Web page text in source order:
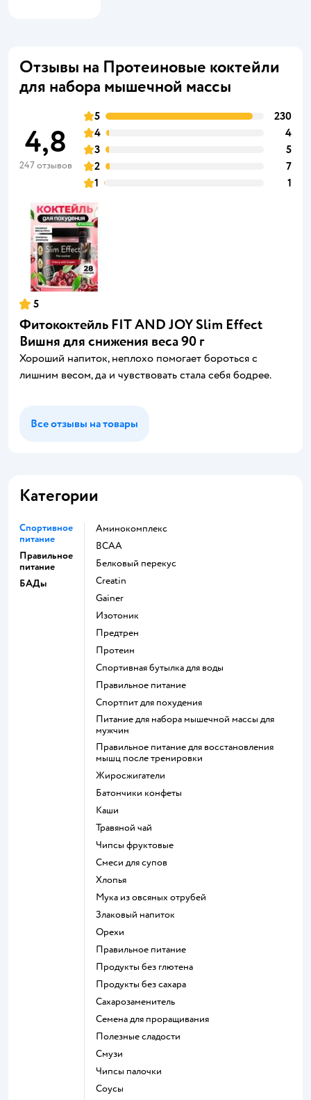
Отзывы на Протеиновые коктейли
для набора мышечной массы
4,8
247 отзывов
5
230
4
4
3
5
2
7
1
1
5
Фитококтейль FIT AND JOY Slim Effect
Вишня для снижения веса 90 г
Хороший напиток, неплохо помогает бороться с
лишним весом, да и чувствовать стала себя бодрее.
Все отзывы на товары
Категории
Спортивное
питание
Правильное
питание
БАДы
Аминокомплекс
BCAA
Белковый перекус
Creatin
Gainer
Изотоник
Предтрен
Протеин
Спортивная бутылка для воды
Правильное питание
Спортпит для похудения
Питание для набора мышечной массы для
мужчин
Правильное питание для восстановления
мышц после тренировки
Жиросжигатели
Батончики конфеты
Каши
Травяной чай
Чипсы фруктовые
Смеси для супов
Хлопья
Мука из овсяных отрубей
Злаковый напиток
Орехи
Правильное питание
Продукты без глютена
Продукты без сахара
Сахарозаменитель
Семена для проращивания
Полезные сладости
Смузи
Чипсы палочки
Соусы